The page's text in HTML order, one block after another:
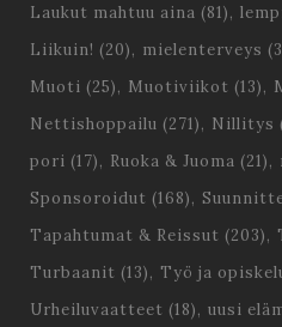
Laukut mahtuu aina (81)
Liikuin! (20) mielenterveys
Muoti (25) Muotiviikot (13)
Nettishoppailu (271) Nillitys
pori (17) Ruoka & Juoma (21)
Sponsoroidut (168)
Tapahtumat & Reissut (203)
Turbaanit (13) Työ ja
Urheiluvaatteet (18) uusi